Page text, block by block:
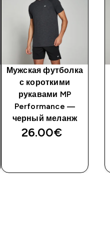
Мужская футболка
с короткими
рукавами MP
Performance —
черный меланж
26.00€‎